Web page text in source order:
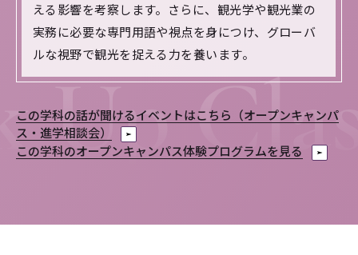
える影響を考察します。さらに、観光学や観光業の
実務に必要な専門用語や視点を身につけ、グローバ
ルな視野で観光を捉える力を養います。
この学科の話が聞けるイベントはこちら（オープンキャンパ
ス・進学相談会）
この学科のオープンキャンパス体験プログラムを見る